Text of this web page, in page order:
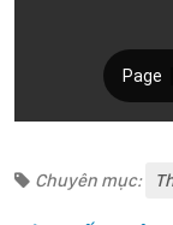
Chuyên mục: